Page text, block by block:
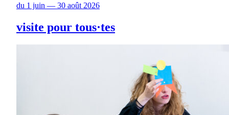
du 1 juin — 30 août 2026
visite pour tous·tes